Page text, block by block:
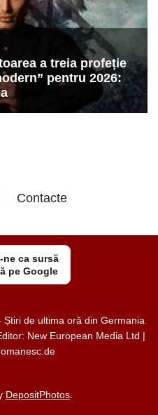
Contacte
ne ca sursă
pe Google
de ultima oră din Germania
New European Media Ltd |
DepositPhotos.